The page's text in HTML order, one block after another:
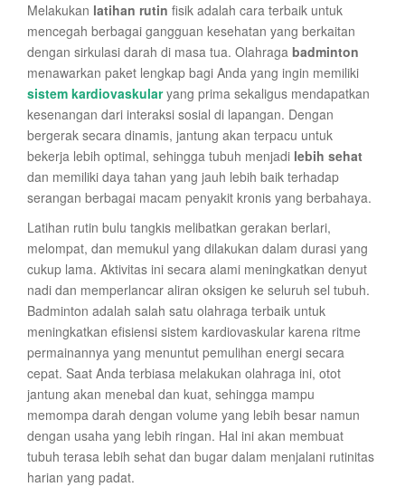
Melakukan latihan rutin fisik adalah cara terbaik untuk
mencegah berbagai gangguan kesehatan yang berkaitan
dengan sirkulasi darah di masa tua. Olahraga badminton
menawarkan paket lengkap bagi Anda yang ingin memiliki
sistem kardiovaskularyang prima sekaligus mendapatkan
kesenangan dari interaksi sosial di lapangan. Dengan
bergerak secara dinamis, jantung akan terpacu untuk
bekerja lebih optimal, sehingga tubuh menjadi lebih sehat
dan memiliki daya tahan yang jauh lebih baik terhadap
serangan berbagai macam penyakit kronis yang berbahaya.
Latihan rutin bulu tangkis melibatkan gerakan berlari,
melompat, dan memukul yang dilakukan dalam durasi yang
cukup lama. Aktivitas ini secara alami meningkatkan denyut
nadi dan memperlancar aliran oksigen ke seluruh sel tubuh.
Badminton adalah salah satu olahraga terbaik untuk
meningkatkan efisiensi sistem kardiovaskular karena ritme
permainannya yang menuntut pemulihan energi secara
cepat. Saat Anda terbiasa melakukan olahraga ini, otot
jantung akan menebal dan kuat, sehingga mampu
memompa darah dengan volume yang lebih besar namun
dengan usaha yang lebih ringan. Hal ini akan membuat
tubuh terasa lebih sehat dan bugar dalam menjalani rutinitas
harian yang padat.